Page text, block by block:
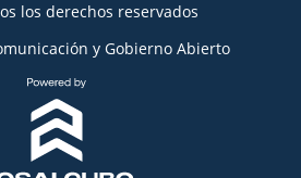
los derechos reservados
y Gobierno Abierto